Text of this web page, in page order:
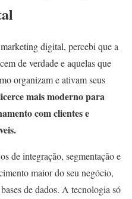
digital, percebi que a
de verdade e aquelas que
organizam e ativam seus
mais moderno para
com clientes e
de integração, segmentação e
maior do seu negócio,
de dados. A tecnologia só